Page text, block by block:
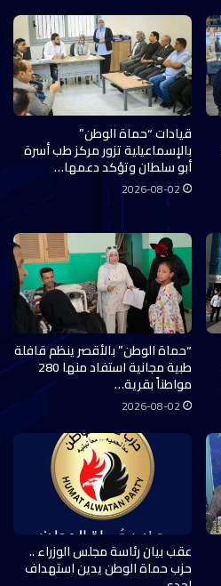
قيادات “حماة الوطن”
بالإسماعيلية تزور مركز طب أسرة
أبو سلطان وتؤكد دعمها…
2026-08-02
“حماة الوطن” بالأقصر ينظم قافلة
طبية مجانية استفاد منها 280
مواطناً بقرية…
2026-08-02
عقب بيان رئاسة مجلس الوزراء ..
حزب حماة الوطن يدين استهداف